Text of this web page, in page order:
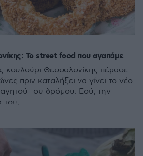
Το street food που αγαπάμε
κουλούρι Θεσσαλονίκης πέρασε
πριν καταλήξει να γίνει το νέο
του δρόμου. Εσύ, την
του;